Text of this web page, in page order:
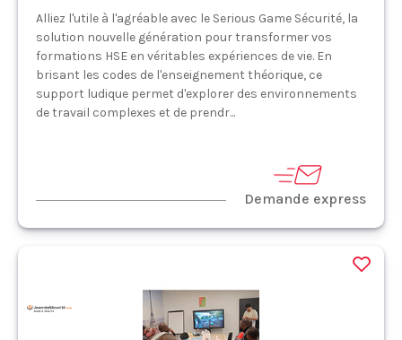
Alliez l'utile à l'agréable avec le Serious Game Sécurité, la
solution nouvelle génération pour transformer vos
formations HSE en véritables expériences de vie. En
brisant les codes de l'enseignement théorique, ce
support ludique permet d'explorer des environnements
de travail complexes et de prendr...
Demande express